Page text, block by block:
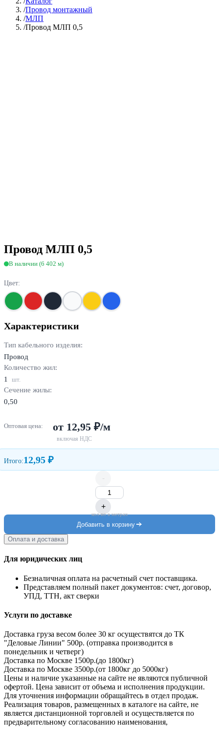
/Провод монтажный
/МЛП
/Провод МЛП 0,5
Провод МЛП 0,5
В наличии (6 402 м)
Цвет:
Характеристики
Тип кабельного изделия:
Провод
Количество жил:
1
шт.
Сечение жилы:
0,50
Оптовая цена: от 12,95 ₽/м
включая НДС
Итого:12,95 ₽
-
+
кол-во в метрах
Добавить в корзину
Оплата и доставка
Для юридических лиц
Безналичная оплата на расчетный счет поставщика.
Представляем полный пакет документов: счет, договор,
УПД, ТТН, акт сверки
Услуги по доставке
Доставка груза весом более 30 кг осуществятся до ТК
"Деловые Линии" 500р. (отправка производится в
понедельник и четверг)
Доставка по Москве 1500р.(до 1800кг)
Доставка по Москве 3500р.(от 1800кг до 5000кг)
Цены и наличие указанные на сайте не являются публичной
офертой. Цена зависит от объема и исполнения продукции.
Для уточнения информации обращайтесь в отдел продаж.
Реализация товаров, размещенных в каталоге на сайте, не
является дистанционной торговлей и осуществляется по
предварительному согласованию наименования,